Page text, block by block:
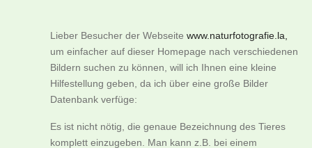
Lieber Besucher der Webseite www.naturfotografie.la,
um einfacher auf dieser Homepage nach verschiedenen
Bildern suchen zu können, will ich Ihnen eine kleine
Hilfestellung geben, da ich über eine große Bilder
Datenbank verfüge:
Es ist nicht nötig, die genaue Bezeichnung des Tieres
komplett einzugeben. Man kann z.B. bei einem